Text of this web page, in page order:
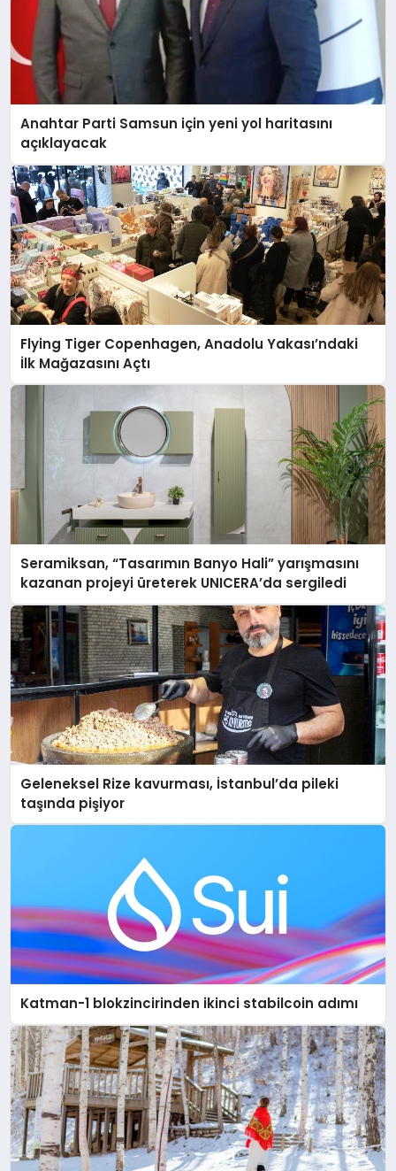
Anahtar Parti Samsun için yeni yol haritasını
açıklayacak
Flying Tiger Copenhagen, Anadolu Yakası’ndaki
İlk Mağazasını Açtı
Seramiksan, “Tasarımın Banyo Hali” yarışmasını
kazanan projeyi üreterek UNICERA’da sergiledi
Geleneksel Rize kavurması, İstanbul’da pileki
taşında pişiyor
Katman-1 blokzincirinden ikinci stabilcoin adımı